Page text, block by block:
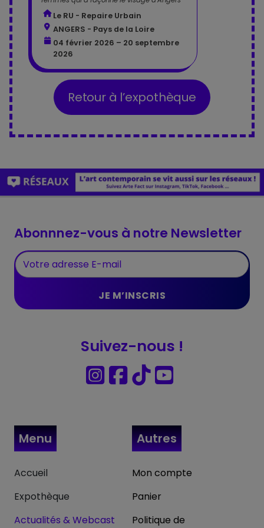
Le RU - Repaire Urbain
ANGERS - Pays de la Loire
04 février 2026 – 20 septembre
2026
Retour à l’expothèque
Abonnnez-vous à notre Newsletter
Suivez-nous !
Menu
Accueil
Expothèque
Actualités & Webcast
Autres
Mon compte
Panier
Politique de